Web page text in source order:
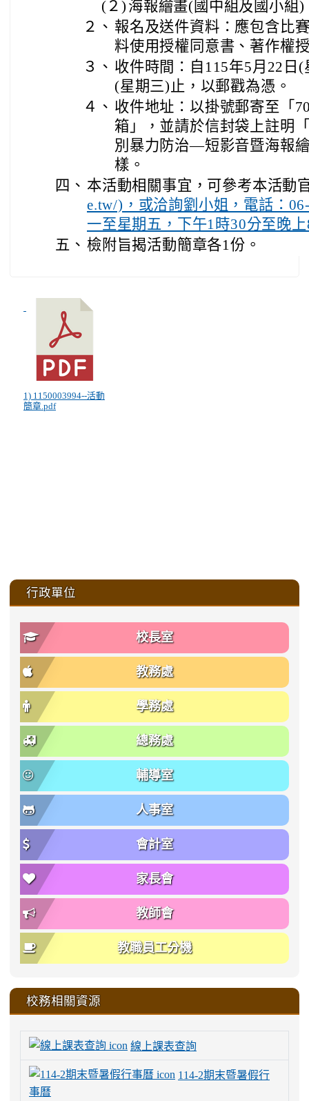
(２) 海報繪畫(國中組及國小組)
２、 報名及送件資料：應包含比
料使用授權同意書、著作權
３、 收件時間：自115年5月22日
(星期三)止，以郵戳為憑。
４、 收件地址：以掛號郵寄至「
箱」，並請於信封袋上註明
別暴力防治—短影音暨海報
樣。
四、 本活動相關事宜，可參考本活動
e.tw/)，或洽詢劉小姐，電話：
一至星期五，下午1時30分至晚
五、 檢附旨揭活動簡章各1份。
1) 1150003994--活動
簡章.pdf
::: 行政單位
校長室
教務處
學務處
總務處
輔導室
人事室
會計室
家長會
教師會
教職員工分機
校務相關資源
線上課表查詢
114-2期末暨暑假行
事曆